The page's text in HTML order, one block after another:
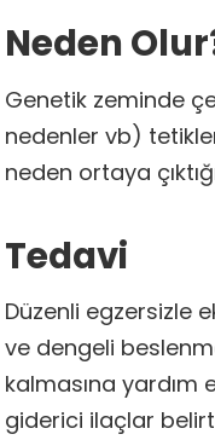
Neden
Genetik zeminde
nedenler vb)
neden ortaya
Tedavi
Düzenli egzersizle
ve dengeli
kalmasına yardım
giderici ilaçlar